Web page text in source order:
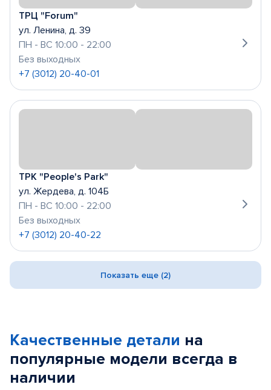
ТРЦ "Forum"
ул. Ленина, д. 39
ПН - ВС 10:00 - 22:00
Без выходных
+7 (3012) 20-40-01
ТРК "People's Park"
ул. Жердева, д. 104Б
ПН - ВС 10:00 - 22:00
Без выходных
+7 (3012) 20-40-22
Показать еще (2)
Качественные детали на
популярные модели всегда в
наличии